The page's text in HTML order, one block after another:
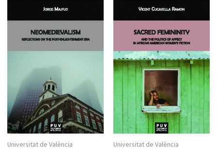
Universitat de València Universitat de València